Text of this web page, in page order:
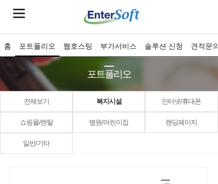
홈 포트폴리오 웹호스팅 부가서비스 솔루션 신청 견적문
포트폴리오
전체보기 복지시설 인터넷/휴대폰
쇼핑몰/렌탈 병원/어린이집 랜딩페이지
일반/기타